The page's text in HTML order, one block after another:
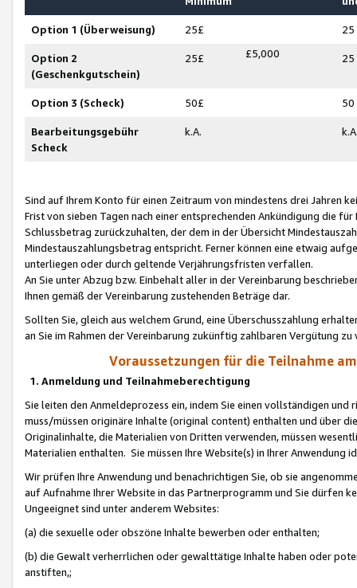
Option 1 (Überweisung) 25£ 25
Option 2
(Geschenkgutschein)
25£ £5,000 25
Option 3 (Scheck) 50£ 50
Bearbeitungsgebühr
Scheck
k.A.
Sind auf Ihrem Konto für einen Zeitraum von mindestens drei Jahren
Frist von sieben Tagen nach einer entsprechenden Ankündigung die
Schlussbetrag zurückzuhalten, der dem in der Übersicht
Mindestauszahlungsbetrag entspricht. Ferner können eine etwaig
unterliegen oder durch geltende Verjährungsfristen verfallen.
An Sie unter Abzug bzw. Einbehalt aller in der Vereinbarung
Ihnen gemäß der Vereinbarung zustehenden Beträge dar.
Sollten Sie, gleich aus welchem Grund, eine Überschusszahlung
an Sie im Rahmen der Vereinbarung zukünftig zahlbaren Vergütung zu
Voraussetzungen für die Teilnahme
1. Anmeldung und Teilnahmeberechtigung
Sie leiten den Anmeldeprozess ein, indem Sie einen vollständigen
muss/müssen originäre Inhalte (original content) enthalten und über
Originalinhalte, die Materialien von Dritten verwenden, müssen
Materialien enthalten. Sie müssen Ihre Website(s) in Ihrer Anwendung
Wir prüfen Ihre Anwendung und benachrichtigen Sie, ob sie
auf Aufnahme Ihrer Website in das Partnerprogramm und Sie dürfen
Ungeeignet sind unter anderem Websites:
(a) die sexuelle oder obszöne Inhalte bewerben oder enthalten;
(b) die Gewalt verherrlichen oder gewalttätige Inhalte haben oder
anstiften,;